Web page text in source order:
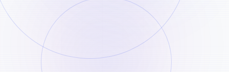
STEP
Onze AI analyseert de track en scheidt de
achtergrondmuziek direct van de vocalen.